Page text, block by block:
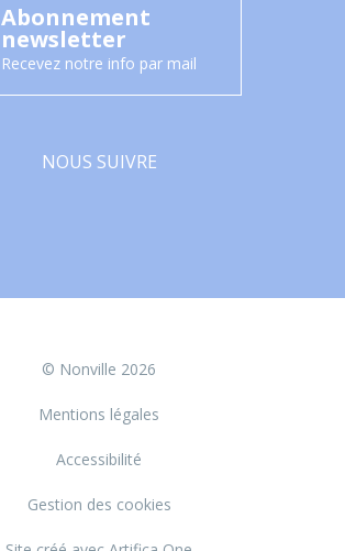
Abonnement
newsletter
Recevez notre info par mail
NOUS SUIVRE
© Nonville 2026
Mentions légales
Accessibilité
Gestion des cookies